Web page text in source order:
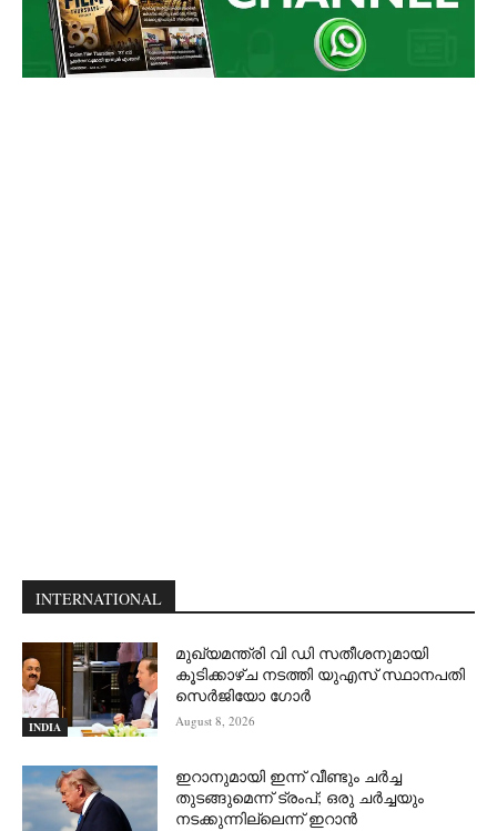
INTERNATIONAL
INDIA
മുഖ്യമന്ത്രി വി ഡി സതീശനുമായി
കൂടിക്കാഴ്ച നടത്തി യുഎസ് സ്ഥാനപതി
സെര്‍ജിയോ ഗോര്‍
August 8, 2026
ഇറാനുമായി ഇന്ന് വീണ്ടും ചര്‍ച്ച
തുടങ്ങുമെന്ന് ട്രംപ്; ഒരു ചര്‍ച്ചയും
നടക്കുന്നില്ലെന്ന് ഇറാന്‍